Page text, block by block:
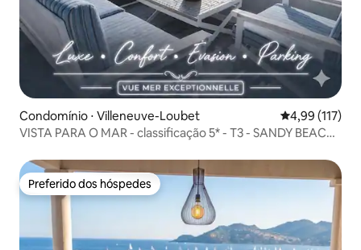
Condomínio ⋅ Villeneuve-Loubet 4,99 de uma
4,99 (117)
VISTA PARA O MAR - classificação 5* - T3 - SANDY BEACH
Preferido dos hóspedes
Preferido dos hóspedes